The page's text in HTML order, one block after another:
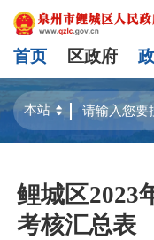
首页 区政府
鲤城区2023
考核汇总表